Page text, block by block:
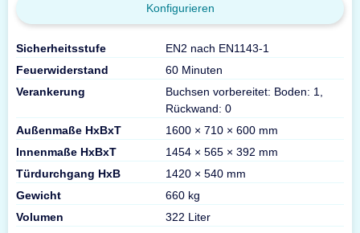
Konfigurieren
Sicherheitsstufe
EN2 nach EN1143-1
Feuerwiderstand
60 Minuten
Verankerung
Buchsen vorbereitet: Boden: 1,
Rückwand: 0
Außenmaße HxBxT
1600 × 710 × 600 mm
Innenmaße HxBxT
1454 × 565 × 392 mm
Türdurchgang HxB
1420 × 540 mm
Gewicht
660 kg
Volumen
322 Liter